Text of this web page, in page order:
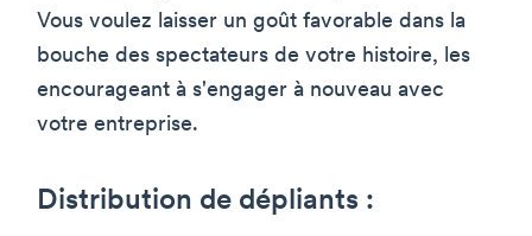
Vous voulez laisser un goût favorable dans la
bouche des spectateurs de votre histoire, les
encourageant à s'engager à nouveau avec
votre entreprise.
Distribution de dépliants :